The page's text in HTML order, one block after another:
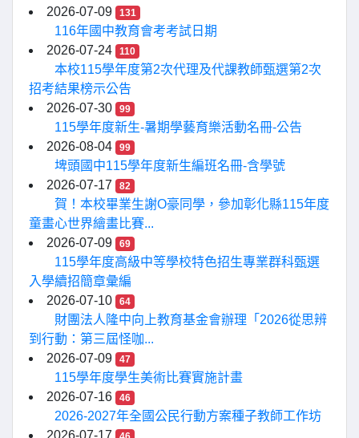
2026-07-09
131
116年國中教育會考考試日期
2026-07-24
110
本校115學年度第2次代理及代課教師甄選第2次
招考結果榜示公告
2026-07-30
99
115學年度新生-暑期學藝育樂活動名冊-公告
2026-08-04
99
埤頭國中115學年度新生編班名冊-含學號
2026-07-17
82
賀！本校畢業生謝O豪同學，參加彰化縣115年度
童畫心世界繪畫比賽...
2026-07-09
69
115學年度高級中等學校特色招生專業群科甄選
入學續招簡章彙編
2026-07-10
64
財團法人隆中向上教育基金會辦理「2026從思辨
到行動：第三屆怪咖...
2026-07-09
47
115學年度學生美術比賽實施計畫
2026-07-16
46
2026-2027年全國公民行動方案種子教師工作坊
2026-07-17